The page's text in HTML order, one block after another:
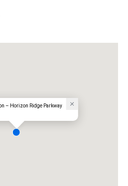
– Horizon Ridge Parkway